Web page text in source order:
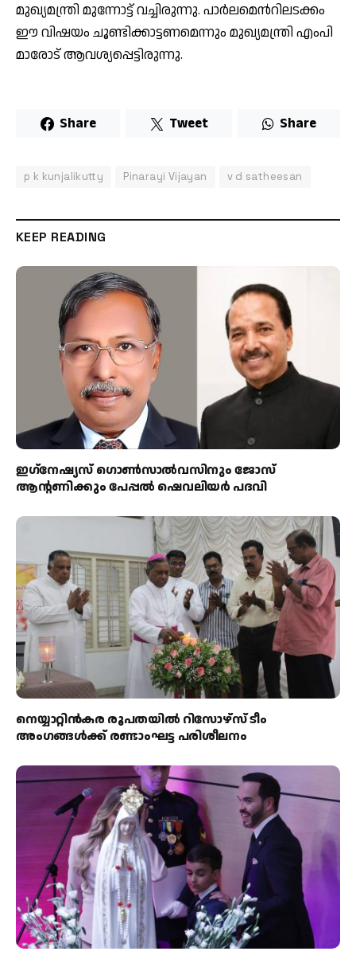
മു­​ഖ്യ­​മ​ന്ത്രി മു­​ന്നോ­​ട്ട് വ­​ച്ചി­​രു​ന്നു. പാ​ര്‍­​ല­​മെ​ന്‍റി​ല​ട­​ക്കം
ഈ ​വി​ഷ­​യം ചൂ­​ണ്ടി­​ക്കാ­​ട്ട­​ണ­​മെ​ന്നും മു­​ഖ്യ­​മ​ന്ത്രി എം­​പി​
മാ­​രോ­​ട് ആ­​വ­​ശ്യ­​പ്പെ­​ട്ടി­​രു​ന്നു.
Share Tweet Share
p k kunjalikutty Pinarayi Vijayan v d satheesan
KEEP READING
ഇഗ്‌നേഷ്യസ് ഗൊൺസാൽവസിനും ജോസ്
ആന്റണിക്കും പേപ്പൽ ഷെവലിയർ പദവി
നെയ്യാറ്റിൻകര രൂപതയിൽ റിസോഴ്സ് ടീം
അംഗങ്ങൾക്ക് രണ്ടാംഘട്ട പരിശീലനം